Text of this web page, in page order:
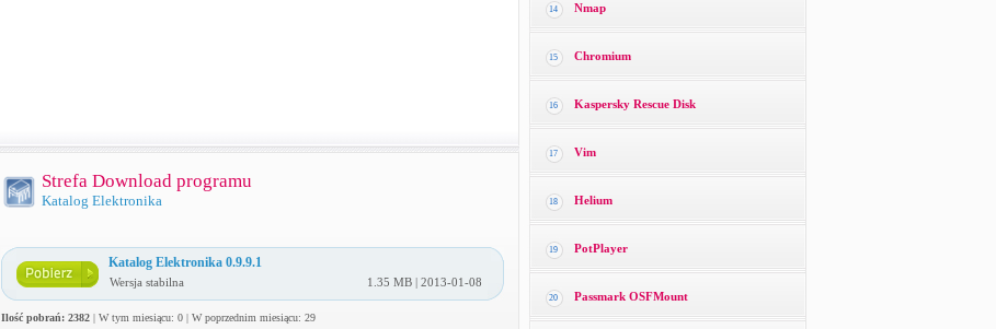
Strefa Download programu
Katalog Elektronika
Katalog Elektronika 0.9.9.1
Wersja stabilna 1.35 MB | 2013-01-08
Ilość pobrań: 2382| W tym miesiącu: 0 | W poprzednim miesiącu: 29
14 Nmap
15 Chromium
16 Kaspersky Rescue Disk
17 Vim
18 Helium
19 PotPlayer
20 Passmark OSFMount